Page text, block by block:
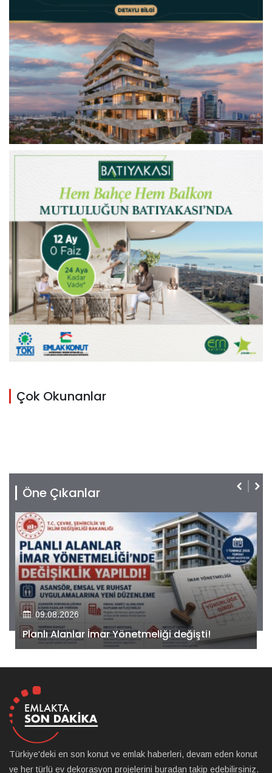
Çok Okunanlar
Öne Çıkanlar
09.08.2026
Kiler GYO’dan Pendik Dolayoba projesiyle ilgili
önemli adım!
Türkiye'deki en son konut ve emlak haberleri, devam eden konut
ve her türlü ev dekorasyon projelerini buradan takip edebilirsiniz.